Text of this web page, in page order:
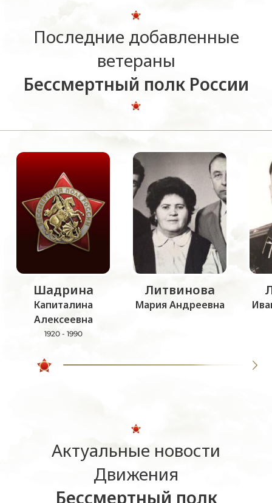
Последние добавленные
ветераны
Бессмертный полк России
Шадрина
Капиталина
Алексеевна
1920 - 1990
Литвинова
Мария Андреевна
Актуальные новости
Движения
Бессмертный полк